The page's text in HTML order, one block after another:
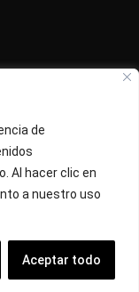
de
Al hacer clic en
a nuestro uso
Aceptar todo
20:00h - Sab